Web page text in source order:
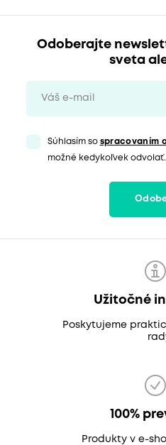
Odoberajte
sveta
Súhlasím so spracovaním
možné kedykoľvek odvolať.
Užitočné
Poskytujeme
100%
Produkty v e-